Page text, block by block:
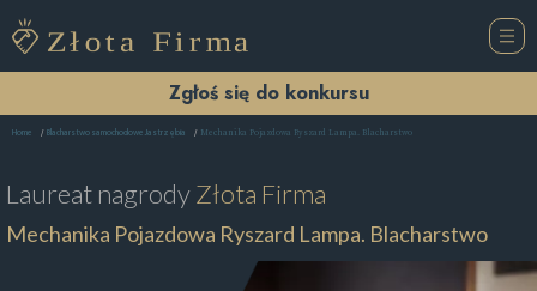
Zgłoś się do konkursu
Home Blacharstwo samochodowe Jastrzębia Mechanika Pojazdowa Ryszard Lampa. Blacharstwo
Laureat nagrodyZłota Firma
Mechanika Pojazdowa Ryszard Lampa. Blacharstwo